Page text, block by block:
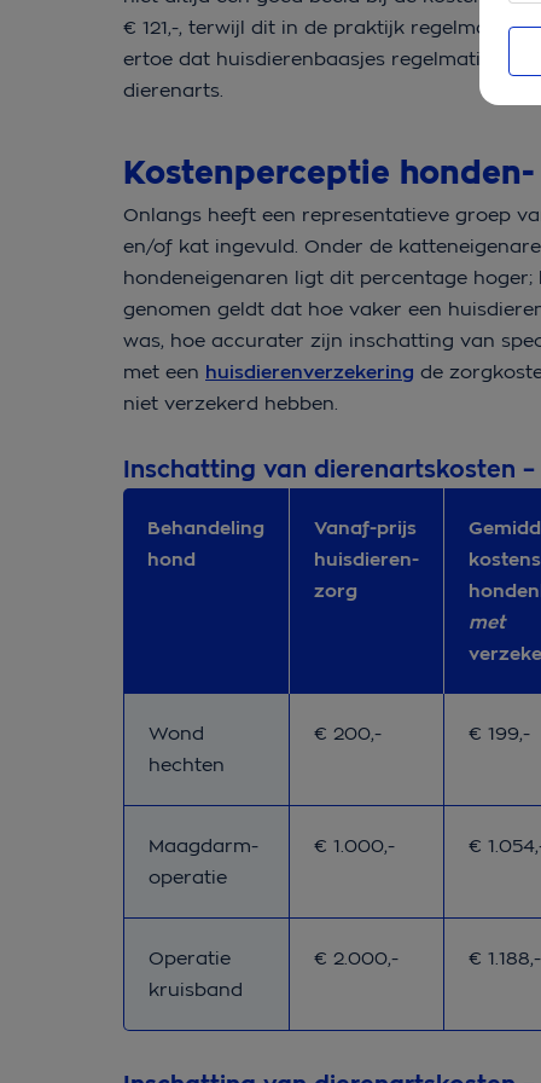
€ 121,-, terwijl dit in de praktijk regelmatig
ertoe dat huisdierenbaasjes regelmatig
dierenarts.
Kostenperceptie
Onlangs heeft een representatieve groep
en/of kat ingevuld. Onder de
hondeneigenaren ligt dit percentage hoger;
genomen geldt dat hoe vaker een
was, hoe accurater zijn inschatting van
met een huisdierenverzekering de
niet verzekerd hebben.
Inschatting van dierenartskosten
Behandeling
hond
Vanaf-prijs
huisdieren-
zorg
met
Wond
hechten
Vanaf-prijs huisdieren-
€ 200,- € 199,-
Maagdarm-
operatie
Vanaf-prijs huisdieren-
€ 1.000,- €
Operatie
kruisband
Vanaf-prijs huisdieren-
€ 2.000,- € 1.188,-